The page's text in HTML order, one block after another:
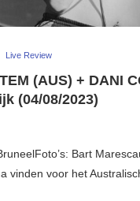
Live Review
(AUS) + DANI
(04/08/2023)
Bart
vinden voor het